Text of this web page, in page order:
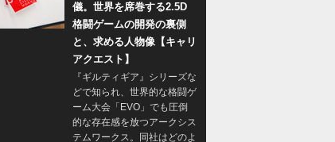
儀。世界を席巻する2.5D
格闘ゲームの開発の裏側
と、求める人物像【キャリ
アクエスト】
『ギルティギア』シリーズな
どで知られ、世界的な格闘ゲ
ーム大会「EVO」でも圧倒
的な存在感を放つアークシス
テムワークス。同社はどのよ